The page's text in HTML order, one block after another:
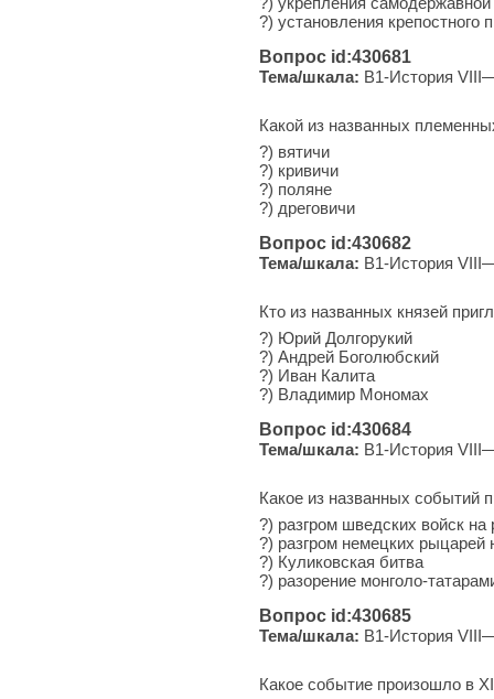
?) уста­нов­ле­ния кре­пост­но­го
Вопрос id:430681
Тема/шкала: B1-История
Какой из названных
?) вятичи
?) кривичи
?) поляне
?) дреговичи
Вопрос id:430682
Тема/шкала: B1-История
Кто из названных князей
?) Юрий Долгорукий
?) Андрей Боголюбский
?) Иван Калита
?) Владимир Мономах
Вопрос id:430684
Тема/шкала: B1-История
Какое из названных событий
?) разгром шведских войск на
?) разгром немецких рыцарей
?) Куликовская битва
?) разорение монголо-
Вопрос id:430685
Тема/шкала: B1-История
Какое событие произошло в